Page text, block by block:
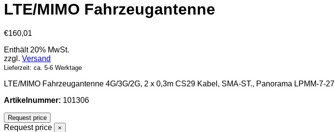
LTE/MIMO Fahrzeugantenne
€160,01
Enthält 20% MwSt.
zzgl. Versand
Lieferzeit: ca. 5-6 Werktage
LTE/MIMO Fahrzeugantenne 4G/3G/2G, 2 x 0,3m CS29 Kabel, SMA-ST., Panorama LPMM-7-27
Artikelnummer: 101306
Request price
Request price ×